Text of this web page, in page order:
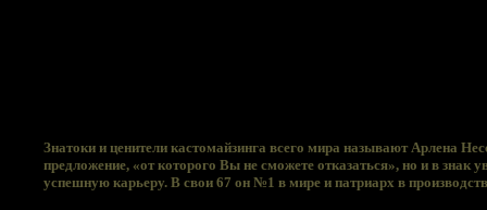
Знатоки и ценители кастомайзинга всего мира называют Арлена
предложение, «от которого Вы не сможете отказаться», но и в
успешную карьеру. В свои 67 он №1 в мире и патриарх в